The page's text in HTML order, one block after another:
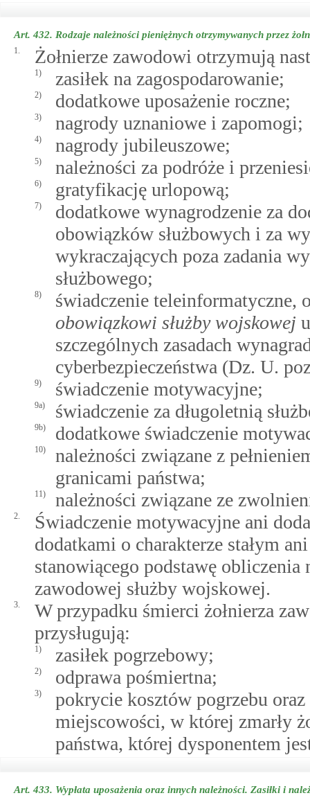
Art. 432. Rodzaje należności pieniężnych otrzymywanych przez
1. Żołnierze zawodowi otrzymują
1) zasiłek na zagospodarowanie;
2) dodatkowe uposażenie roczne;
3) nagrody uznaniowe i zapomogi;
4) nagrody jubileuszowe;
5) należności za podróże i
6) gratyfikację urlopową;
7)
dodatkowe wynagrodzenie za
obowiązków służbowych i za
wykraczających poza zadania
służbowego;
8)
świadczenie
obowiązkowi służby wojskowej
szczególnych zasadach
cyberbezpieczeństwa (Dz. U.
9) świadczenie motywacyjne;
9a) świadczenie za długoletnią
9b) dodatkowe świadczenie
10)
należności związane z
granicami państwa;
11) należności związane ze
2.
Świadczenie motywacyjne ani
dodatkami o charakterze stałym
stanowiącego podstawę
zawodowej służby wojskowej.
3.
W przypadku śmierci żołnierza
przysługują:
1) zasiłek pogrzebowy;
2) odprawa pośmiertna;
3)
pokrycie kosztów pogrzebu
miejscowości, w której zmarły
państwa, której dysponentem
Art. 433. Wypłata uposażenia oraz innych należności. Zasiłki i